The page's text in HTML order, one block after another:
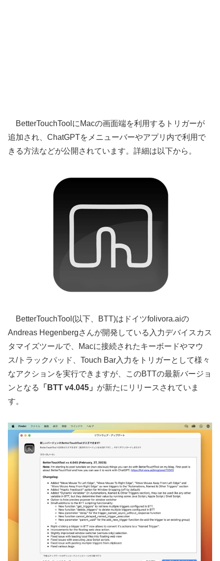
BetterTouchToolにMacの画面端を利用するトリガーが
追加され、ChatGPTをメニューバーやアプリ内で利用で
きる方法などが公開されています。詳細は以下から。
BetterTouchTool(以下、BTT)はドイツfolivora.aiの
Andreas Hegenbergさんが開発している入力デバイスカス
タマイズツールで、Macに接続されたキーボードやマウ
ス/トラックパッド、Touch Bar入力をトリガーとして様々
なアクションを実行できますが、このBTTの最新バージョ
ンとなる
「BTT v4.045」 が新たにリリースされていま
す。